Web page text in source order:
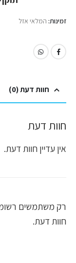
זמינות: המלאי אזל
חוות דעת (0)
חוות דעת
אין עדיין חוות דעת.
רק משתמשים
חוות דעת.